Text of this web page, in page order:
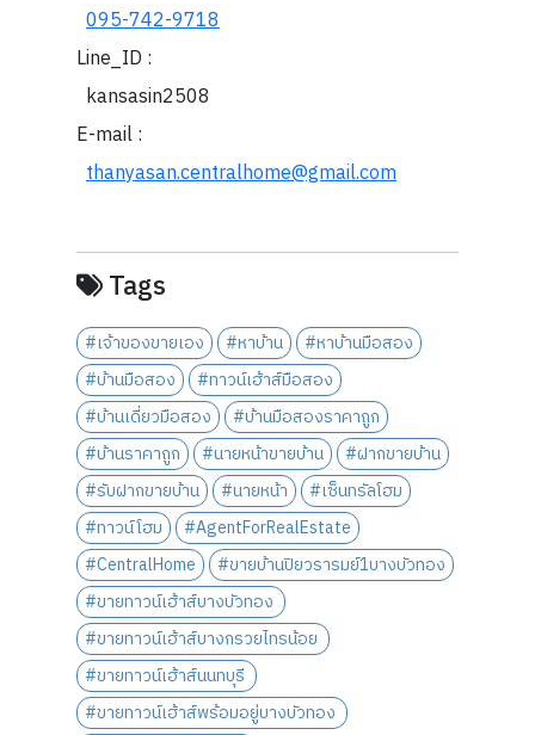
095-742-9718
Line_ID :
kansasin2508
E-mail :
thanyasan.centralhome@gmail.com
Tags
#เจ้าของขายเอง #หาบ้าน
#หาบ้านมือสอง
#บ้านมือสอง
#ทาวน์เฮ้าส์มือสอง
#บ้านเดี่ยวมือสอง
#บ้านมือสองราคาถูก
#บ้านราคาถูก
#นายหน้าขายบ้าน
#ฝากขายบ้าน
#รับฝากขายบ้าน
#นายหน้า
#เซ็นทรัลโฮม
#ทาวน์โฮม
#AgentForRealEstate
#CentralHome
#ขายบ้านปิยวรารมย์1บางบัวทอง
#ขายทาวน์เฮ้าส์บางบัวทอง
#ขายทาวน์เฮ้าส์บางกรวยไทรน้อย
#ขายทาวน์เฮ้าส์นนทบุรี
#ขายทาวน์เฮ้าส์พร้อมอยู่บางบัวทอง